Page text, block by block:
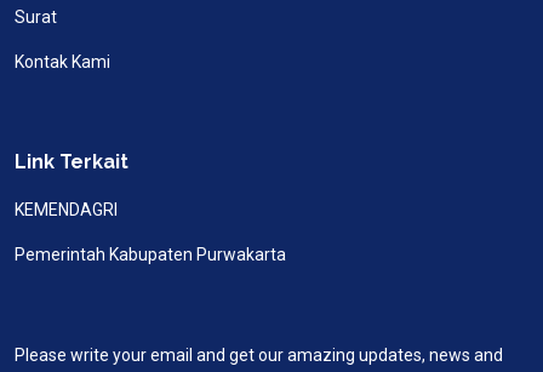
Surat
Kontak Kami
Link Terkait
KEMENDAGRI
Pemerintah Kabupaten Purwakarta
Please write your email and get our amazing updates, news and